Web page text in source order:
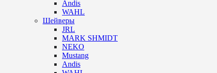
Andis
WAHL
Шейверы
JRL
MARK SHMIDT
NEKO
Mustang
Andis